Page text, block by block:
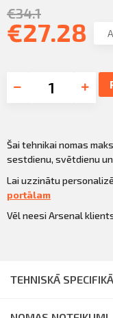
€34.1
€27.28
Šai tehnikai nomas
sestdienu, svētdienu
Lai uzzinātu
portālam
Vēl neesi Arsenal
TEHNISKĀ